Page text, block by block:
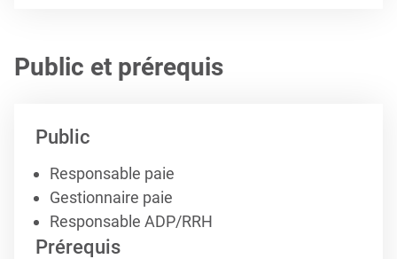
Public et prérequis
Public
Responsable paie
Gestionnaire paie
Responsable ADP/RRH
Prérequis